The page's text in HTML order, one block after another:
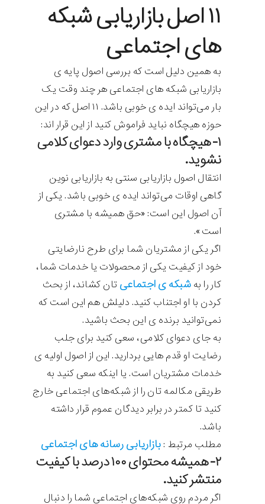
۱۱ اصل بازاریابی شبکه
های اجتماعی
به همین دلیل است که بررسی اصول پایه ی
بازاریابی شبکه های اجتماعی هر چند وقت یک
بار می‌تواند ایده ی خوبی باشد. ۱۱ اصل که در این
حوزه هیچگاه نباید فراموش کنید از این قرار اند:
۱- هیچگاه با مشتری وارد دعوای کلامی
نشوید.
انتقال اصول بازاریابی سنتی به بازاریابی نوین
گاهی اوقات می‌تواند ایده ی خوبی باشد. یکی از
آن اصول این است: «حق همیشه با مشتری
است».
اگر یکی از مشتریان شما برای طرح نارضایتی
خود از کیفیت یکی از محصولات یا خدمات شما،
کار را به شبکه ی اجتماعی تان کشاند، از بحث
کردن با او اجتناب کنید. دلیلش هم این است که
نمی‌توانید برنده ی این بحث باشید.
به جای دعوای کلامی، سعی کنید برای جلب
رضایت او قدم هایی بردارید. این از اصول اولیه ی
خدمات مشتریان است. یا اینکه سعی کنید به
طریقی مکالمه تان را از شبکه‌های اجتماعی خارج
کنید تا کمتر در برابر دیدگان عموم قرار داشته
باشد.
مطلب مرتبط :بازاریابی رسانه های اجتماعی
۲- همیشه محتوای ۱۰۰ درصد با کیفیت
منتشر کنید.
اگر مردم روی شبکه‌های اجتماعی شما را دنبال